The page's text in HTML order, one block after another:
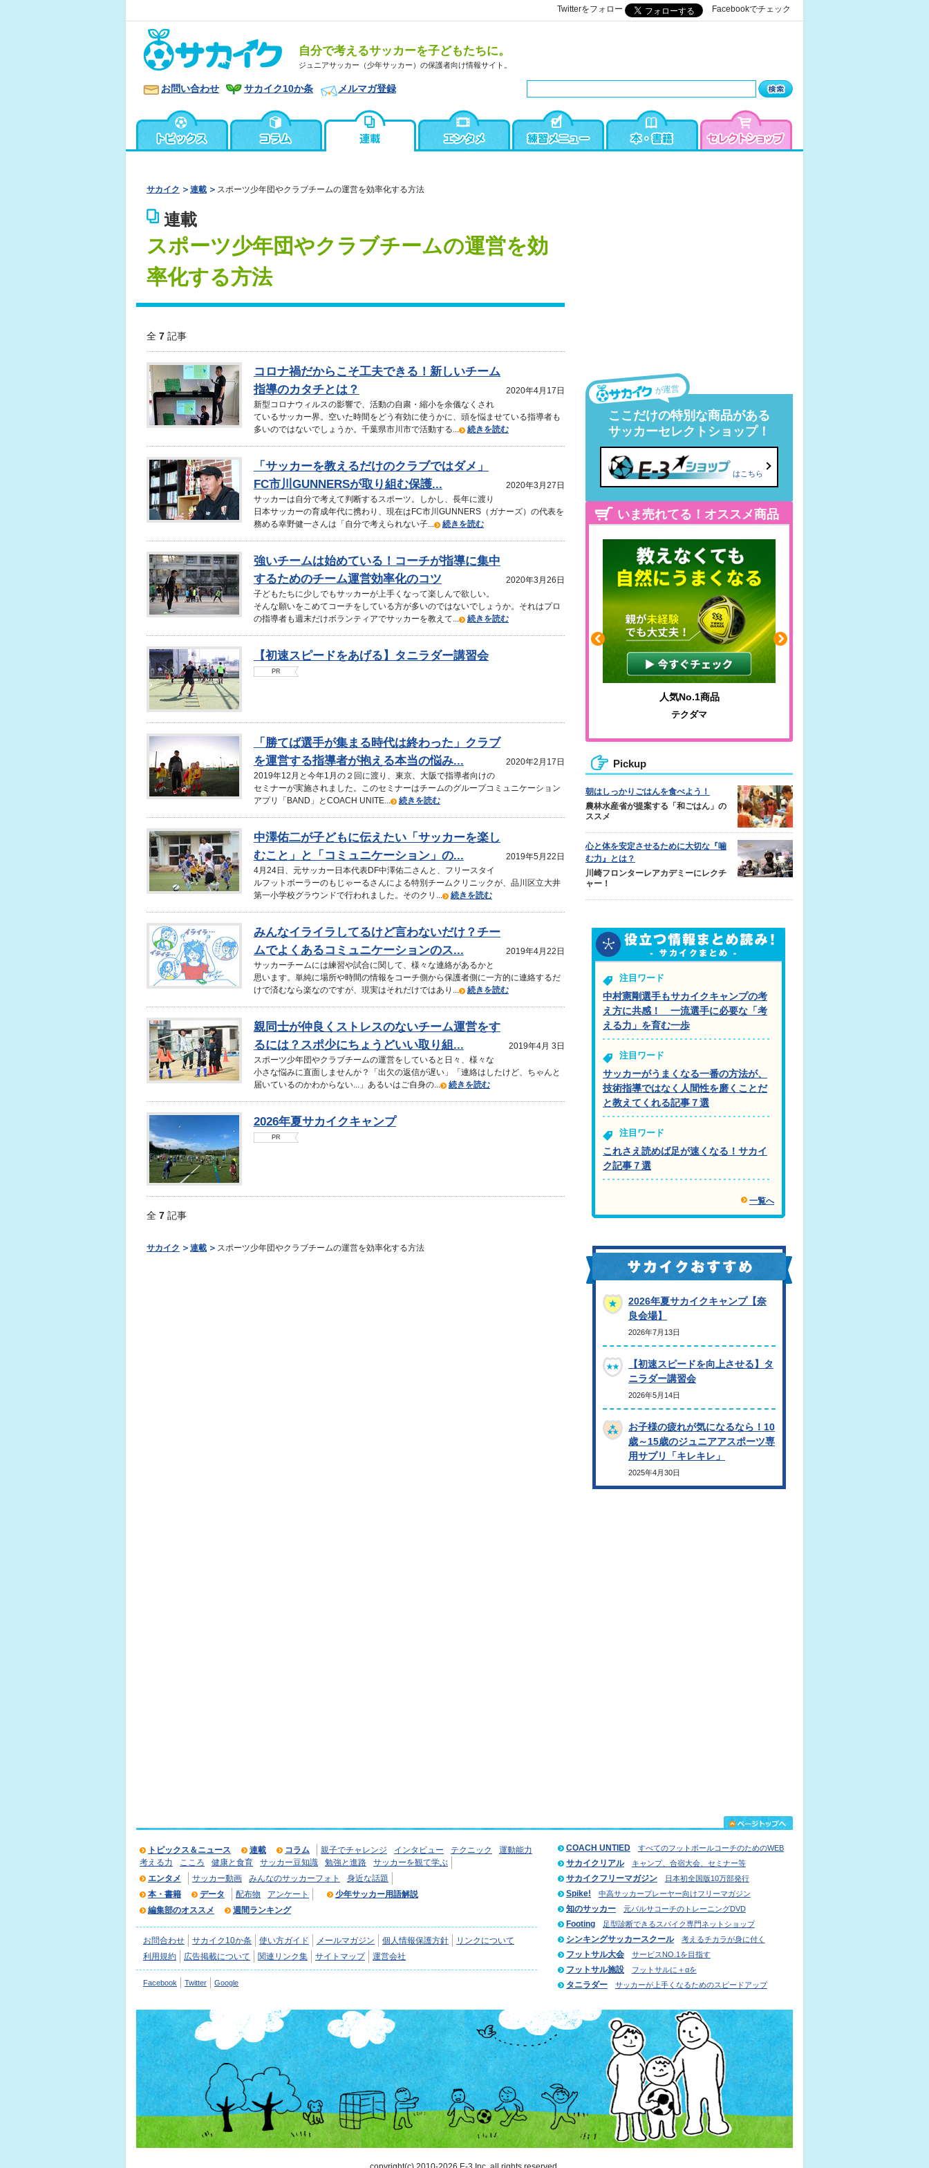
Twitterをフォロー Facebookでチェック
自分で考えるサッカーを子どもたちに。
ジュニアサッカー（少年サッカー）の保護者向け情報サイト。
お問い合わせ サカイク10か条 メルマガ登録
サカイク 連載 スポーツ少年団やクラブチームの運営を効率化する方法
連載
スポーツ少年団やクラブチームの運営を効
率化する方法
全 7 記事
コロナ禍だからこそ工夫できる！新しいチーム
指導のカタチとは？
2020年4月17日
新型コロナウィルスの影響で、活動の自粛・縮小を余儀なくされ
ているサッカー界。空いた時間をどう有効に使うかに、頭を悩ませている指導者も
多いのではないでしょうか。千葉県市川市で活動する...
続きを読む
「サッカーを教えるだけのクラブではダメ」
FC市川GUNNERSが取り組む保護...
2020年3月27日
サッカーは自分で考えて判断するスポーツ。しかし、長年に渡り
日本サッカーの育成年代に携わり、現在はFC市川GUNNERS（ガナーズ）の代表を
務める幸野健一さんは「自分で考えられない子...
続きを読む
強いチームは始めている！コーチが指導に集中
するためのチーム運営効率化のコツ
2020年3月26日
子どもたちに少しでもサッカーが上手くなって楽しんで欲しい。
そんな願いをこめてコーチをしている方が多いのではないでしょうか。それはプロ
の指導者も週末だけボランティアでサッカーを教えて...
続きを読む
【初速スピードをあげる】タニラダー講習会
PR
「勝てば選手が集まる時代は終わった」クラブ
を運営する指導者が抱える本当の悩み...
2020年2月17日
2019年12月と今年1月の２回に渡り、東京、大阪で指導者向けの
セミナーが実施されました。このセミナーはチームのグループコミュニケーション
アプリ「BAND」とCOACH UNITE...
続きを読む
中澤佑二が子どもに伝えたい「サッカーを楽し
むこと」と「コミュニケーション」の...
2019年5月22日
4月24日、元サッカー日本代表DF中澤佑二さんと、フリースタイ
ルフットボーラーのもじゃーるさんによる特別チームクリニックが、品川区立大井
第一小学校グラウンドで行われました。そのクリ...
続きを読む
みんなイライラしてるけど言わないだけ？チー
ムでよくあるコミュニケーションのス...
2019年4月22日
サッカーチームには練習や試合に関して、様々な連絡があるかと
思います。単純に場所や時間の情報をコーチ側から保護者側に一方的に連絡するだ
けで済むなら楽なのですが、現実はそれだけではあり...
続きを読む
親同士が仲良くストレスのないチーム運営をす
るには？スポ少にちょうどいい取り組...
2019年4月 3日
スポーツ少年団やクラブチームの運営をしていると日々、様々な
小さな悩みに直面しませんか？「出欠の返信が遅い」「連絡はしたけど、ちゃんと
届いているのかわからない...」あるいはご自身の...
続きを読む
2026年夏サカイクキャンプ
PR
全 7 記事
サカイク 連載 スポーツ少年団やクラブチームの運営を効率化する方法
が運営
ここだけの特別な商品がある
サッカーセレクトショップ！
はこちら
いま売れてる！オススメ商品
人気No.1商品
テクダマ
Pickup
朝はしっかりごはんを食べよう！
農林水産省が提案する「和ごはん」の
ススメ
心と体を安定させるために大切な『噛
む力』とは？
川崎フロンターレアカデミーにレクチ
ャー！
注目ワード
中村憲剛選手もサカイクキャンプの考
え方に共感！ 一流選手に必要な「考
える力」を育む一歩
注目ワード
サッカーがうまくなる一番の方法が、
技術指導ではなく人間性を磨くことだ
と教えてくれる記事７選
注目ワード
これさえ読めば足が速くなる！サカイ
ク記事７選
一覧へ
2026年夏サカイクキャンプ【奈
良会場】
2026年7月13日
【初速スピードを向上させる】タ
ニラダー講習会
2026年5月14日
お子様の疲れが気になるなら！10
歳～15歳のジュニアアスポーツ専
用サプリ「キレキレ」
2025年4月30日
トピックス＆ニュース 連載 コラム 親子でチャレンジ インタビュー テクニック
運動能力
考える力
こころ 健康と食育 サッカー豆知識 勉強と進路
サッカーを観て学ぶ
エンタメ
サッカー動画 みんなのサッカーフォト
身近な話題
本・書籍
データ 配布物 アンケート
少年サッカー用語解説
編集部のオススメ
週間ランキング
お問合わせ サカイク10か条 使い方ガイド メールマガジン 個人情報保護方針
リンクについて
利用規約
広告掲載について 関連リンク集 サイトマップ 運営会社
Facebook Twitter Google
COACH UNTIED すべてのフットボールコーチのためのWEB
サカイクリアル キャンプ、合宿大会、セミナー等
サカイクフリーマガジン 日本初全国版10万部発行
Spike! 中高サッカープレーヤー向けフリーマガジン
知のサッカー 元バルサコーチのトレーニングDVD
Footing 足型診断できるスパイク専門ネットショップ
シンキングサッカースクール 考えるチカラが身に付く
フットサル大会 サービスNO.1を目指す
フットサル施設 フットサルに＋αを
タニラダー サッカーが上手くなるためのスピードアップ